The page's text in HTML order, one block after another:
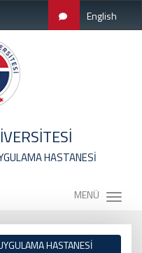
English
HASTANESİ
MENÜ
HASTANESİ